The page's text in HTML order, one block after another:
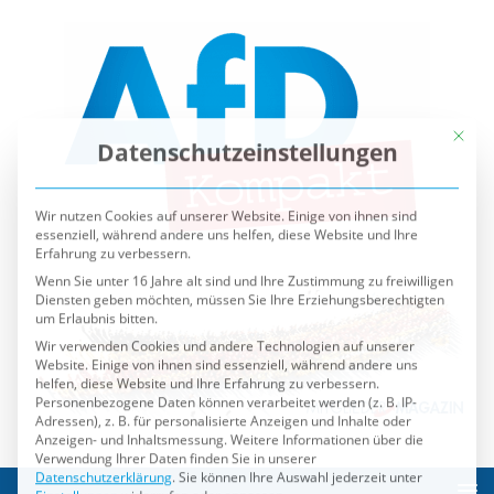
Datenschutzeinstellungen
Wir nutzen Cookies auf unserer Website. Einige von ihnen sind
Erfahrung zu verbessern.
um Erlaubnis bitten.
Wir verwenden Cookies und andere Technologien auf unserer
Website. Einige von ihnen sind essenziell, während andere uns
helfen, diese Website und Ihre Erfahrung zu verbessern.
Personenbezogene Daten können verarbeitet werden (z. B. IP-
Adressen), z. B. für personalisierte Anzeigen und Inhalte oder
Anzeigen- und Inhaltsmessung.
Weitere Informationen über die
Verwendung Ihrer Daten finden Sie in unserer
Datenschutzerklärung.Sie können Ihre Auswahl jederzeit unter
Einstellungen widerrufen oder anpassen.
Es folgt eine Liste der Service-Gruppen, für die eine
Essenziell
Externe Medien